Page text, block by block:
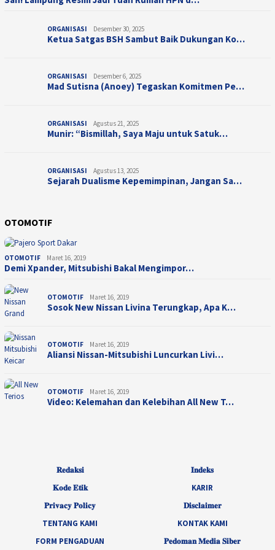
ORGANISASI Desember 30, 2025
Ketua Satgas BSH Sambut Baik Dukungan Ko…
ORGANISASI Desember 6, 2025
Mad Sutisna (Anoey) Tegaskan Komitmen Pe…
ORGANISASI Agustus 21, 2025
Munir: “Bismillah, Saya Maju untuk Satuk…
ORGANISASI Agustus 13, 2025
Sejarah Dualisme Kepemimpinan, Jangan Sa…
OTOMOTIF
OTOMOTIF Maret 16, 2019
Demi Xpander, Mitsubishi Bakal Mengimpor…
OTOMOTIF Maret 16, 2019
Sosok New Nissan Livina Terungkap, Apa K…
OTOMOTIF Maret 16, 2019
Aliansi Nissan-Mitsubishi Luncurkan Livi…
OTOMOTIF Maret 16, 2019
Video: Kelemahan dan Kelebihan All New T…
𝐑𝐞𝐝𝐚𝐤𝐬𝐢
𝐈𝐧𝐝𝐞𝐤𝐬
𝐊𝐨𝐝𝐞 𝐄𝐭𝐢𝐤
KARIR
𝐏𝐫𝐢𝐯𝐚𝐜𝐲 𝐏𝐨𝐥𝐢𝐜𝐲
𝐃𝐢𝐬𝐜𝐥𝐚𝐢𝐦𝐞𝐫
TENTANG KAMI
KONTAK KAMI
FORM PENGADUAN
𝐏𝐞𝐝𝐨𝐦𝐚𝐧 𝐌𝐞𝐝𝐢𝐚 𝐒𝐢𝐛𝐞𝐫